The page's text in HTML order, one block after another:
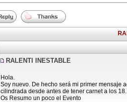
RALENTI INESTABLE
Hola.
Soy nuevo. De hecho será mi primer mensaje
cilindrada desde antes de tener carnet a los 18.
Os Resumo un poco el Evento